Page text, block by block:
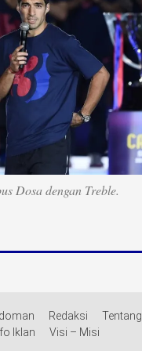
Dosa dengan Treble.
Redaksi Tentang
Iklan
Visi – Misi